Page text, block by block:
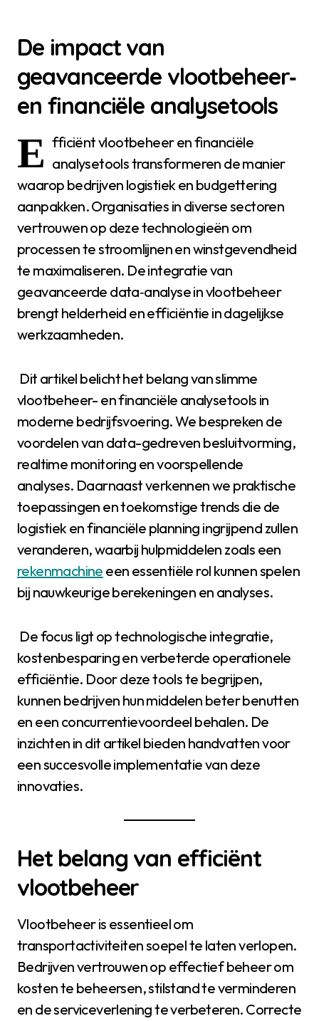
De impact van
geavanceerde vlootbeheer‑
en financiële analysetools
E fficiënt vlootbeheer en financiële
analysetools transformeren de manier
waarop bedrijven logistiek en budgettering
aanpakken. Organisaties in diverse sectoren
vertrouwen op deze technologieën om
processen te stroomlijnen en winstgevendheid
te maximaliseren. De integratie van
geavanceerde data‑analyse in vlootbeheer
brengt helderheid en efficiëntie in dagelijkse
werkzaamheden.
Dit artikel belicht het belang van slimme
vlootbeheer- en financiële analysetools in
moderne bedrijfsvoering. We bespreken de
voordelen van data-gedreven besluitvorming,
realtime monitoring en voorspellende
analyses. Daarnaast verkennen we praktische
toepassingen en toekomstige trends die de
logistiek en financiële planning ingrijpend zullen
veranderen, waarbij hulpmiddelen zoals een
rekenmachine een essentiële rol kunnen spelen
bij nauwkeurige berekeningen en analyses.
De focus ligt op technologische integratie,
kostenbesparing en verbeterde operationele
efficiëntie. Door deze tools te begrijpen,
kunnen bedrijven hun middelen beter benutten
en een concurrentievoordeel behalen. De
inzichten in dit artikel bieden handvatten voor
een succesvolle implementatie van deze
innovaties.
Het belang van efficiënt
vlootbeheer
Vlootbeheer is essentieel om
transportactiviteiten soepel te laten verlopen.
Bedrijven vertrouwen op effectief beheer om
kosten te beheersen, stilstand te verminderen
en de serviceverlening te verbeteren. Correcte